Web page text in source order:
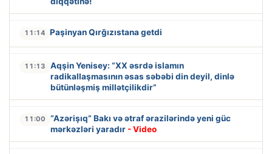
11:14 Paşinyan Qırğızıstana getdi
11:13
Aqşin Yenisey: “XX əsrdə islamın
radikallaşmasının əsas səbəbi din deyil, dinlə
bütünləşmiş millətçilikdir”
11:00
“Azərişıq” Bakı və ətraf ərazilərində yeni güc
mərkəzləri yaradır - Video